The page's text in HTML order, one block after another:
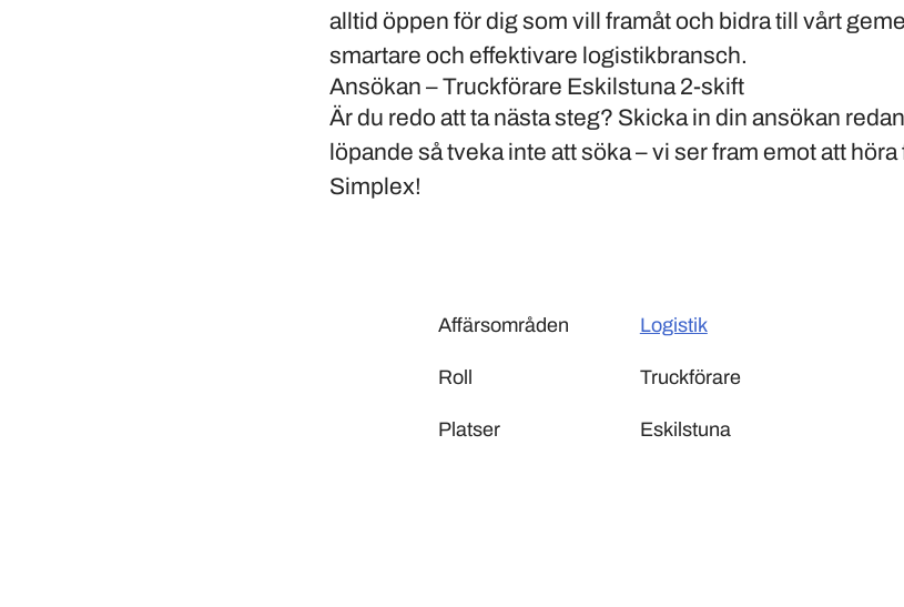
alltid öppen för dig som vill framåt och bidra till vårt
smartare och effektivare logistikbransch.
Ansökan – Truckförare Eskilstuna 2-skift
Är du redo att ta nästa steg? Skicka in din ansökan
löpande så tveka inte att söka – vi ser fram emot att höra
Simplex!
Affärsområden Logistik
Roll Truckförare
Platser Eskilstuna